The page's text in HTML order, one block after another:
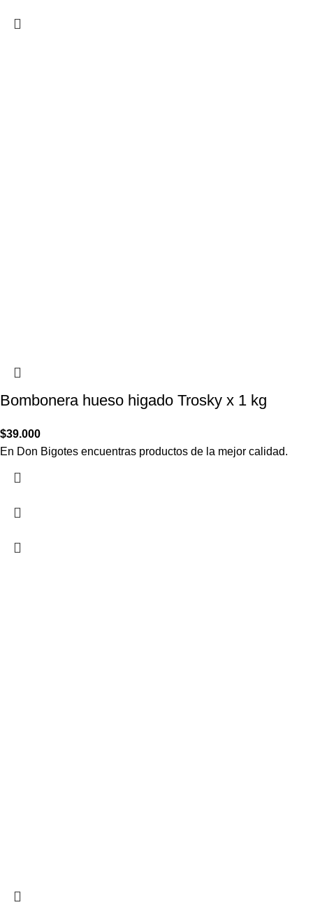
Bombonera hueso higado Trosky x 1 kg
$39.000
En Don Bigotes encuentras productos de la mejor calidad.